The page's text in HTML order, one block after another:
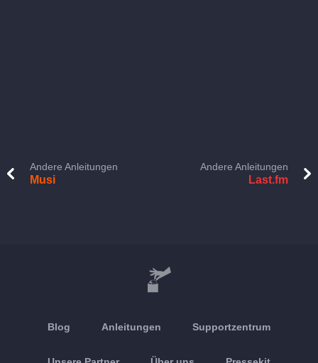
Andere Anleitungen
Musi
Andere Anleitungen
Last.fm
Blog Anleitungen Supportzentrum